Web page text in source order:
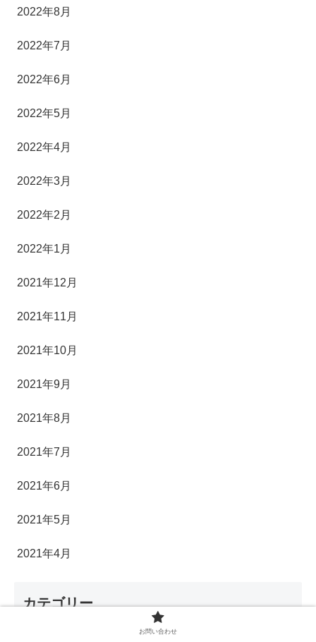
2022年8月
2022年7月
2022年6月
2022年5月
2022年4月
2022年3月
2022年2月
2022年1月
2021年12月
2021年11月
2021年10月
2021年9月
2021年8月
2021年7月
2021年6月
2021年5月
2021年4月
カテゴリー
お問い合わせ